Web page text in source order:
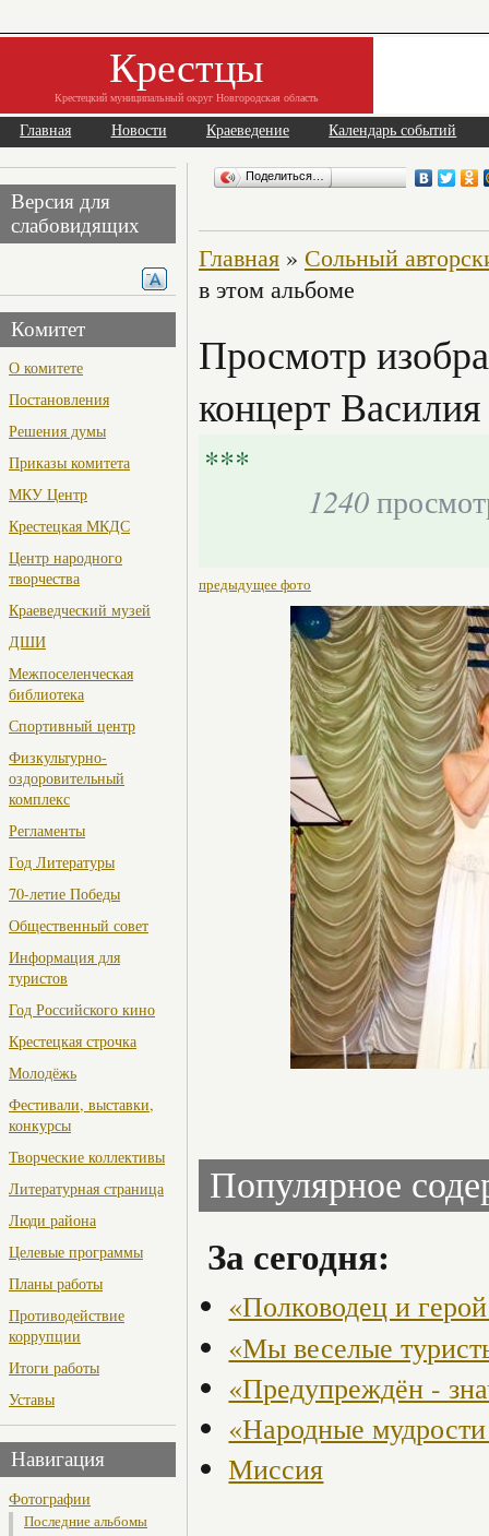
Крестцы
Крестецкий муниципальный округ Новгородская область
Главная Новости Краеведение Календарь событий
Версия для
слабовидящих
Комитет
О комитете
Постановления
Решения думы
Приказы комитета
МКУ Центр
Крестецкая МКДС
Центр народного
творчества
Краеведческий музей
ДШИ
Межпоселенческая
библиотека
Спортивный центр
Физкультурно-
оздоровительный
комплекс
Регламенты
Год Литературы
70-летие Победы
Общественный совет
Информация для
туристов
Год Российского кино
Крестецкая строчка
Молодёжь
Фестивали, выставки,
конкурсы
Творческие коллективы
Литературная страница
Люди района
Целевые программы
Планы работы
Противодействие
коррупции
Итоги работы
Уставы
Навигация
Фотографии
Последние альбомы
Поделиться…
Главная » Сольный
в этом альбоме
Просмотр
концерт
***
1240
предыдущее фото
Популярное
За сегодня:
«Полководец и
«Мы веселые
«Предупреждён -
«Народные
Миссия